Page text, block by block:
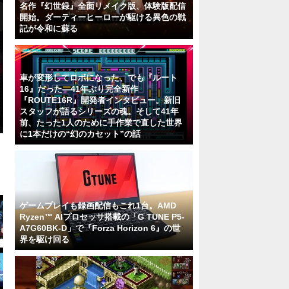
名作『幻世録』全面リメイク版、体験版配信
開始。ダーティーヒーローが駆ける異色の戦
記が令和に蘇る
車が変形してロボになった、でも『ルート
16』だった―41年ぶり完全新作
『ROUTE16R』開発者インタビュー。新旧
スタッフが語るシリーズの魂。そして41年
前、たった1人のために手作業で直した世界
に1本だけの“幻のカセット”の話
ゲームプレイも録画配信もこれ1台。AMD
Ryzen™ AIプロセッサ搭載の「G TUNE P5-
A7G60BK-D」で『Forza Horizon 6』の世
界を駆け回る